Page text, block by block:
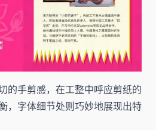
的手剪感，在工整中呼应剪纸的
，字体细节处则巧妙地展现出特